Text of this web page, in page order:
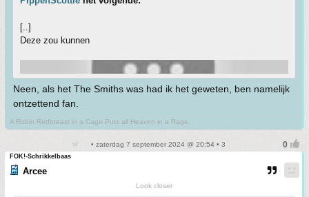
[..]
Deze zou kunnen
Neen, als het The Smiths was had ik het geweten, ben namelijk
ontzettend fan.
A Robin Redbreast in a Cage Puts all Heaven in a Rage.
• zaterdag 7 september 2024 @ 20:54 • 3
FOK!-Schrikkelbaas
Arcee
Look closer